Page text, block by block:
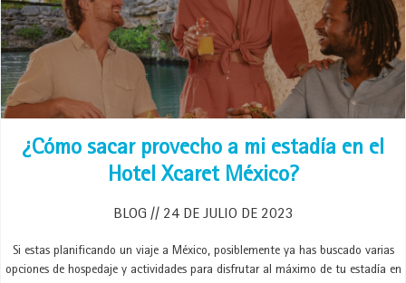
¿Cómo sacar provecho a mi estadía en el
Hotel Xcaret México?
BLOG 24 DE JULIO DE 2023
Si estas planificando un viaje a México, posiblemente ya has buscado varias
opciones de hospedaje y actividades para disfrutar al máximo de tu estadía en